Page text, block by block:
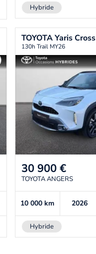
Hybride
TOYOTAYaris Cross
130h Trail MY26
30 900 €
TOYOTA ANGERS
10 000km 2026
Hybride